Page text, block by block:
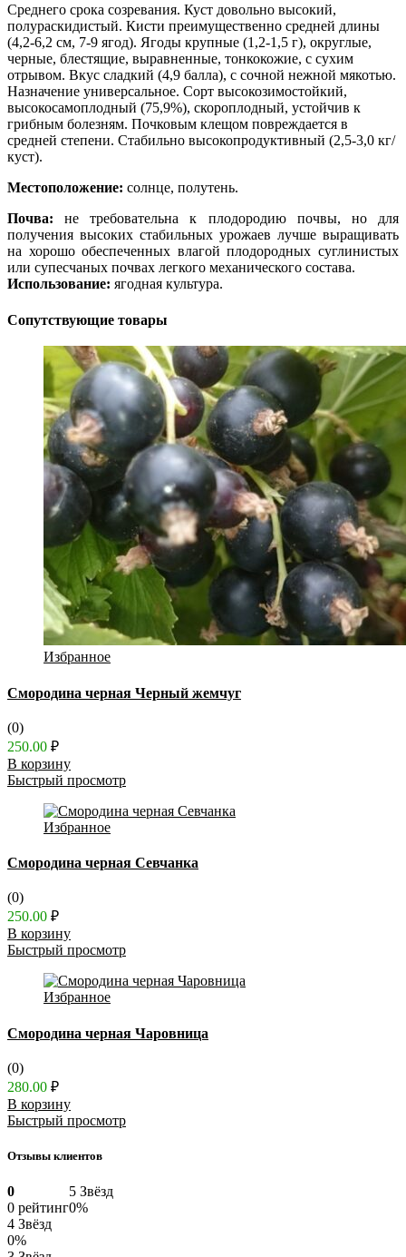
Среднего срока созревания. Куст довольно высокий,
полураскидистый. Кисти преимущественно средней длины
(4,2-6,2 см, 7-9 ягод). Ягоды крупные (1,2-1,5 г), округлые,
черные, блестящие, выравненные, тонкокожие, с сухим
отрывом. Вкус сладкий (4,9 балла), с сочной нежной мякотью.
Назначение универсальное. Сорт высокозимостойкий,
высокосамоплодный (75,9%), скороплодный, устойчив к
грибным болезням. Почковым клещом повреждается в
средней степени. Стабильно высокопродуктивный (2,5-3,0 кг/
куст).
Местоположение: солнце, полутень.
Почва:не требовательна к плодородию почвы, но для
получения высоких стабильных урожаев лучше выращивать
на хорошо обеспеченных влагой плодородных суглинистых
или супесчаных почвах легкого механического состава.
Использование: ягодная культура.
Сопутствующие товары
Избранное
Смородина черная Черный жемчуг
(0)
250.00 ₽
В корзину
Быстрый просмотр
Избранное
Смородина черная Севчанка
(0)
250.00 ₽
В корзину
Быстрый просмотр
Избранное
Смородина черная Чаровница
(0)
280.00 ₽
В корзину
Быстрый просмотр
Отзывы клиентов
0
0 рейтинг
5 Звёзд
0%
4 Звёзд
0%